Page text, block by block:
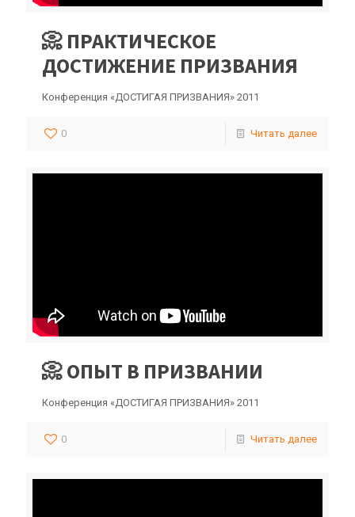
📀 ПРАКТИЧЕСКОЕ
ДОСТИЖЕНИЕ ПРИЗВАНИЯ
Конференция «ДОСТИГАЯ ПРИЗВАНИЯ» 2011
0 Читать далее
📀 ОПЫТ В ПРИЗВАНИИ
Конференция «ДОСТИГАЯ ПРИЗВАНИЯ» 2011
0 Читать далее